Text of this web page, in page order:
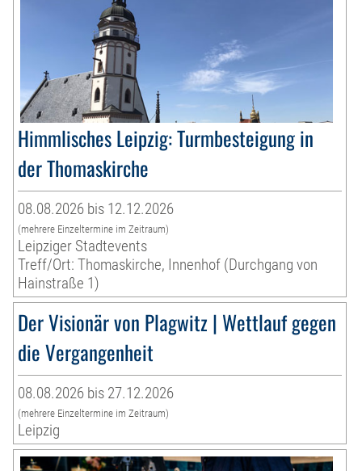
Himmlisches Leipzig: Turmbesteigung in
der Thomaskirche
08.08.2026 bis 12.12.2026
(mehrere Einzeltermine im Zeitraum)
Leipziger Stadtevents
Treff/Ort: Thomaskirche, Innenhof (Durchgang von
Hainstraße 1)
Der Visionär von Plagwitz | Wettlauf gegen
die Vergangenheit
08.08.2026 bis 27.12.2026
(mehrere Einzeltermine im Zeitraum)
Leipzig